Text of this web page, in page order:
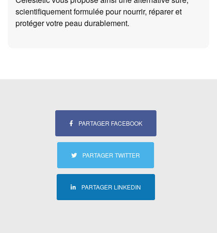
scientifiquement formulée pour nourrir, réparer et
protéger votre peau durablement.
PARTAGER FACEBOOK
PARTAGER TWITTER
PARTAGER LINKEDIN